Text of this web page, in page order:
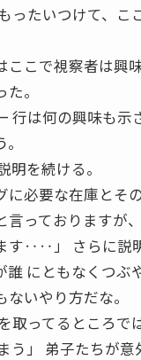
ったいつけて、こ
ここで視察者は興
。
行は何の興味も示
明を続ける。
に必要な在庫とそ
言っておりますが
す‥‥」 さらに説
にともなくつぶ
ないやり方だな。
取ってるところで
う」 弟子たちが意